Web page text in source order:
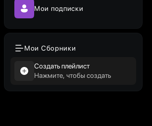
Мои подписки
Мои Сборники
Создать плейлист
Нажмите, чтобы создать